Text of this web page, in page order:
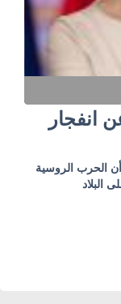
انفجار
الحرب الروسية
البلاد